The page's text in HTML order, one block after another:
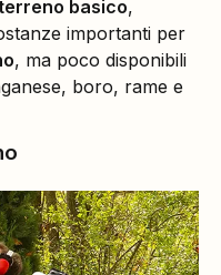
terreno basico,
importanti per
, ma poco disponibili
boro, rame e